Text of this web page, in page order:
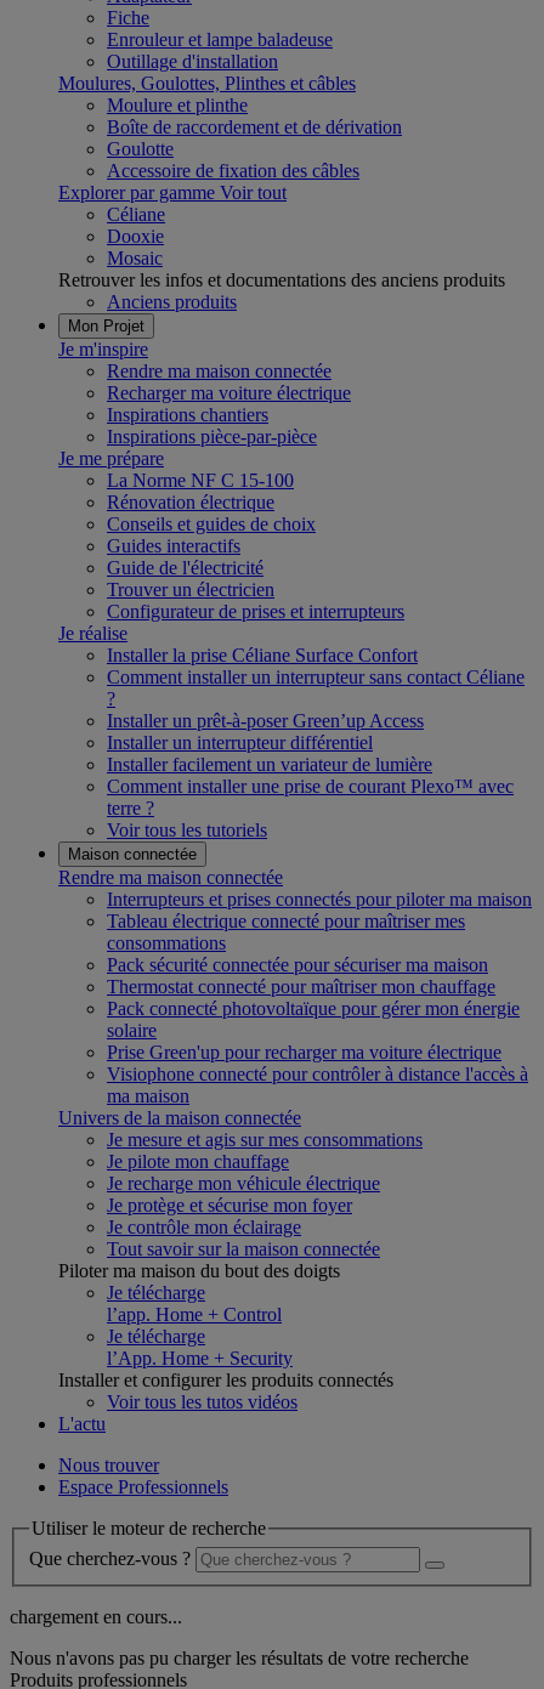
Fiche
Enrouleur et lampe baladeuse
Outillage d'installation
Moulures, Goulottes, Plinthes et câbles
Moulure et plinthe
Boîte de raccordement et de dérivation
Goulotte
Accessoire de fixation des câbles
Explorer par gamme Voir tout
Céliane
Dooxie
Mosaic
Retrouver les infos et documentations des anciens produits
Anciens produits
Mon Projet
Je m'inspire
Rendre ma maison connectée
Recharger ma voiture électrique
Inspirations chantiers
Inspirations pièce-par-pièce
Je me prépare
La Norme NF C 15-100
Rénovation électrique
Conseils et guides de choix
Guides interactifs
Guide de l'électricité
Trouver un électricien
Configurateur de prises et interrupteurs
Je réalise
Installer la prise Céliane Surface Confort
Comment installer un interrupteur sans contact Céliane
?
Installer un prêt-à-poser Green’up Access
Installer un interrupteur différentiel
Installer facilement un variateur de lumière
Comment installer une prise de courant Plexo™ avec
terre ?
Voir tous les tutoriels
Maison connectée
Rendre ma maison connectée
Interrupteurs et prises connectés pour piloter ma maison
Tableau électrique connecté pour maîtriser mes
consommations
Pack sécurité connectée pour sécuriser ma maison
Thermostat connecté pour maîtriser mon chauffage
Pack connecté photovoltaïque pour gérer mon énergie
solaire
Prise Green'up pour recharger ma voiture électrique
Visiophone connecté pour contrôler à distance l'accès à
ma maison
Univers de la maison connectée
Je mesure et agis sur mes consommations
Je pilote mon chauffage
Je recharge mon véhicule électrique
Je protège et sécurise mon foyer
Je contrôle mon éclairage
Tout savoir sur la maison connectée
Piloter ma maison du bout des doigts
Je télécharge
l’app. Home + Control
Je télécharge
l’App. Home + Security
Installer et configurer les produits connectés
Voir tous les tutos vidéos
L'actu
Nous trouver
Espace Professionnels
Utiliser le moteur de recherche
Que cherchez-vous ?
chargement en cours...
Nous n'avons pas pu charger les résultats de votre recherche
Produits professionnels